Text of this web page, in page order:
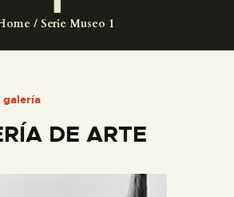
Serie Museo 1
galería
DE ARTE